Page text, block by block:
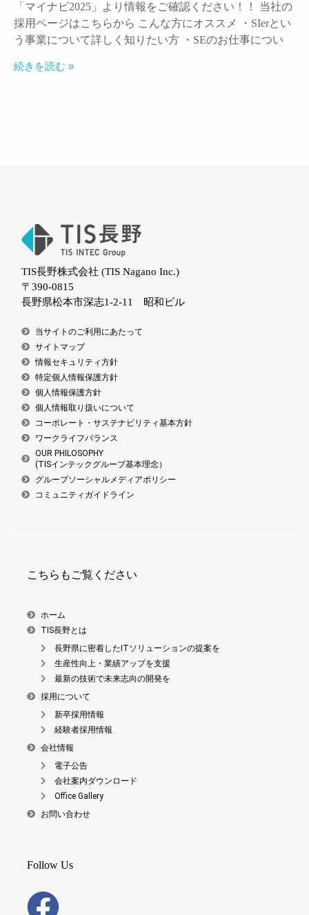
「マイナビ2025」より情報をご確認ください！！ 当社の
採用ページはこちらから こんな方にオススメ ・SIerとい
う事業について詳しく知りたい方 ・SEのお仕事につい
続きを読む »
TIS長野株式会社 (TIS Nagano Inc.)
〒390-0815
長野県松本市深志1-2-11 昭和ビル
当サイトのご利用にあたって
サイトマップ
情報セキュリティ方針
特定個人情報保護方針
個人情報保護方針
個人情報取り扱いについて
コーポレート・サステナビリティ基本方針
ワークライフバランス
OUR PHILOSOPHY
(TISインテックグループ基本理念）
グループソーシャルメディアポリシー
コミュニティガイドライン
こちらもご覧ください
ホーム
TIS長野とは
長野県に密着したITソリューションの提案を
生産性向上・業績アップを支援
最新の技術で未来志向の開発を
採用について
新卒採用情報
経験者採用情報
会社情報
電子公告
会社案内ダウンロード
Office Gallery
お問い合わせ
Follow Us